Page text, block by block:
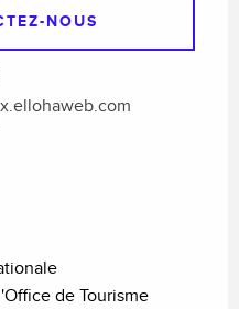
NOUS
de Tourisme